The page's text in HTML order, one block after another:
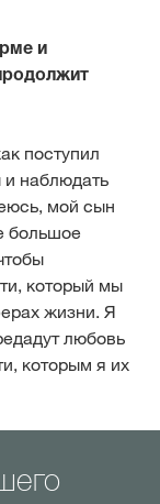
и
поступил
и наблюдать
мой сын
большое
который мы
жизни. Я
любовь
которым я их